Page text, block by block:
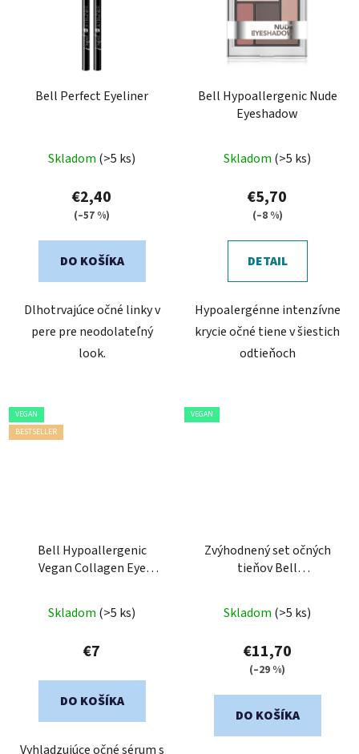
Bell Perfect Eyeliner
Skladom (>5 ks)
€2,40
(–57 %)
DO KOŠÍKA
Dlhotrvajúce očné linky v
pere pre neodolateľný
look.
Bell Hypoallergenic Nude
Eyeshadow
hodnotenie
produktu
je
z
Skladom (>5 ks)
€5,70
(–8 %)
DETAIL
Hypoalergénne intenzívne
krycie očné tiene v šiestich
odtieňoch
VEGAN
BESTSELLER
Bell Hypoallergenic
Vegan Collagen Eye
Skladom (>5 ks)
€7
DO KOŠÍKA
Vyhladzujúce očné sérum s
VEGAN
Zvýhodnený set očných
tieňov Bell
Eyeshadow
Skladom (>5 ks)
€11,70
(–29 %)
DO KOŠÍKA